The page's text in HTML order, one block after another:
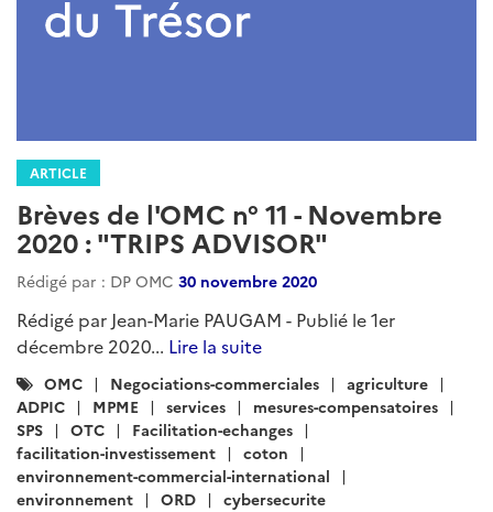
ARTICLE
Brèves de l'OMC n° 11 - Novembre
2020 : "TRIPS ADVISOR"
Rédigé par : DP OMC 30 novembre 2020
Rédigé par Jean-Marie PAUGAM - Publié le 1er
décembre 2020... Lire la suite
Catégories
:
OMC Negociations-commerciales
agriculture
ADPIC
MPME services
mesures-compensatoires
SPS
OTC
Facilitation-echanges
facilitation-investissement
coton
environnement-commercial-international
environnement
ORD cybersecurite